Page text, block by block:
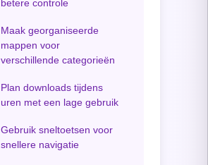
betere controle
Maak georganiseerde
mappen voor
verschillende categorieën
Plan downloads tijdens
uren met een lage gebruik
Gebruik sneltoetsen voor
snellere navigatie